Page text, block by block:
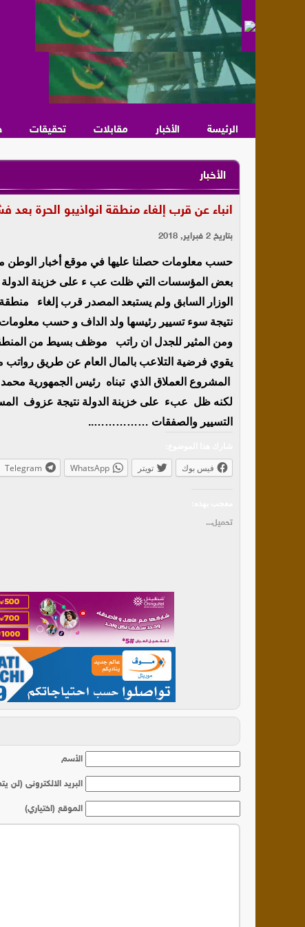
الرئيسة الأخبار مقابلات تحقيقات
الأخبار
انباء عن قرب إلغاء منطقة انواذيبو الحرة
بتاريخ 2 فبراير, 2018
حسب معلومات حصلنا عليها في موقع أخبار الوطن
بعض المؤسسات التي ظلت عب ء على خزينة الدولة
الوزار السابق ولم يستبعد المصدر قرب إلغاء
نتيجة سوء تسيير رئيسها ولد الداف و حسب معلومات
ومن المثير للجدل ان راتب موظف بسيط من
يقوي فرضية التلاعب بالمال العام عن طريق
المشروع العملاق الذي تبناه رئيس الجمهورية
لكنه ظل عبء على خزينة الدولة نتيجة عزوف
التسيير والصفقات ……………..
فيس بوك تويتر WhatsApp
Telegram
تحميل...
الأسم
البريد الالكترونى (لن
الموقع (اختياري)